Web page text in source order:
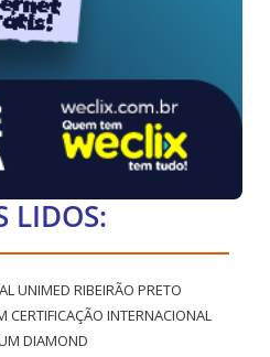
LIDOS:
UNIMED RIBEIRÃO PRETO
CERTIFICAÇÃO INTERNACIONAL
DIAMOND